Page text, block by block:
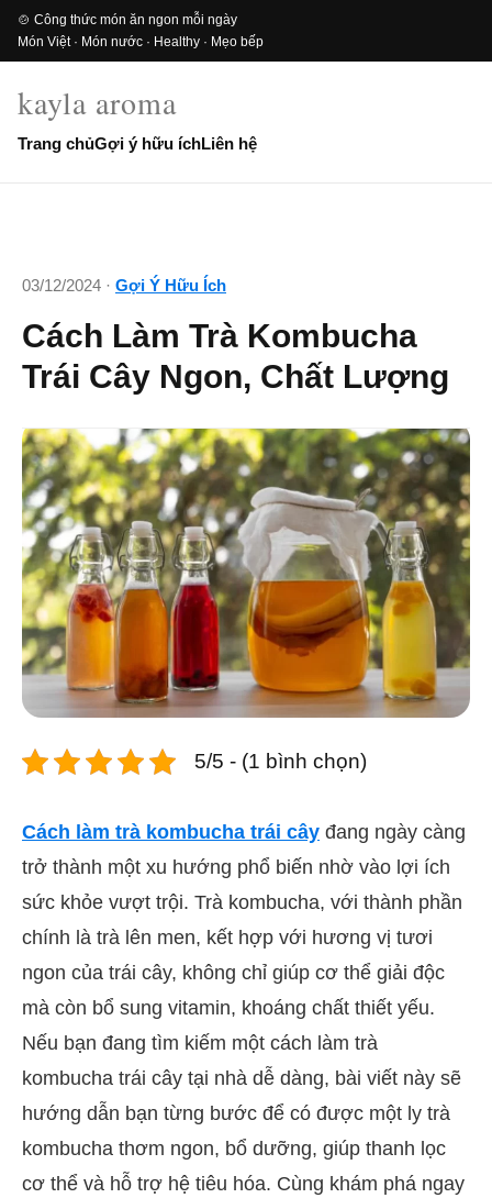
🍲 Công thức món ăn ngon mỗi ngày
Món Việt · Món nước · Healthy · Mẹo bếp
kayla aroma
Trang chủGợi ý hữu íchLiên hệ
03/12/2024 · Gợi Ý Hữu Ích
Cách Làm Trà Kombucha
Trái Cây Ngon, Chất Lượng
5/5 - (1 bình chọn)
Cách làm trà kombucha trái cây đang ngày càng
trở thành một xu hướng phổ biến nhờ vào lợi ích
sức khỏe vượt trội. Trà kombucha, với thành phần
chính là trà lên men, kết hợp với hương vị tươi
ngon của trái cây, không chỉ giúp cơ thể giải độc
mà còn bổ sung vitamin, khoáng chất thiết yếu.
Nếu bạn đang tìm kiếm một cách làm trà
kombucha trái cây tại nhà dễ dàng, bài viết này sẽ
hướng dẫn bạn từng bước để có được một ly trà
kombucha thơm ngon, bổ dưỡng, giúp thanh lọc
cơ thể và hỗ trợ hệ tiêu hóa. Cùng khám phá ngay